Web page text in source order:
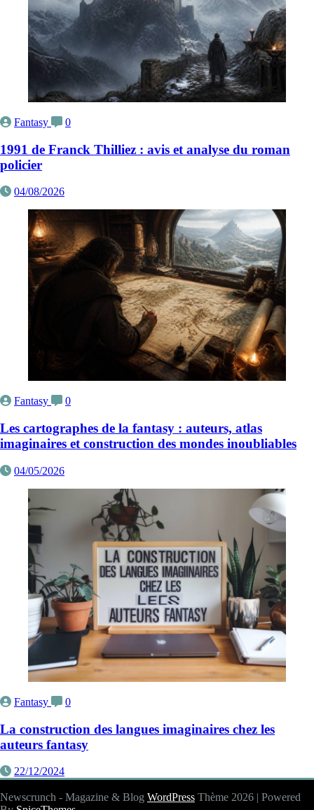
Fantasy 0
1991 de Franck Thilliez : avis et analyse du roman
policier
04/08/2026
Fantasy 0
Les cartographes de la fantasy : auteurs, atlas
imaginaires et construction des mondes inoubliables
04/05/2026
Fantasy 0
La construction des langues imaginaires chez les
auteurs fantasy
22/12/2024
Newscrunch - Magazine & Blog WordPress Thème 2026 | Powered